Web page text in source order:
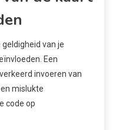
van je
Een
invoeren van
mislukte
code op